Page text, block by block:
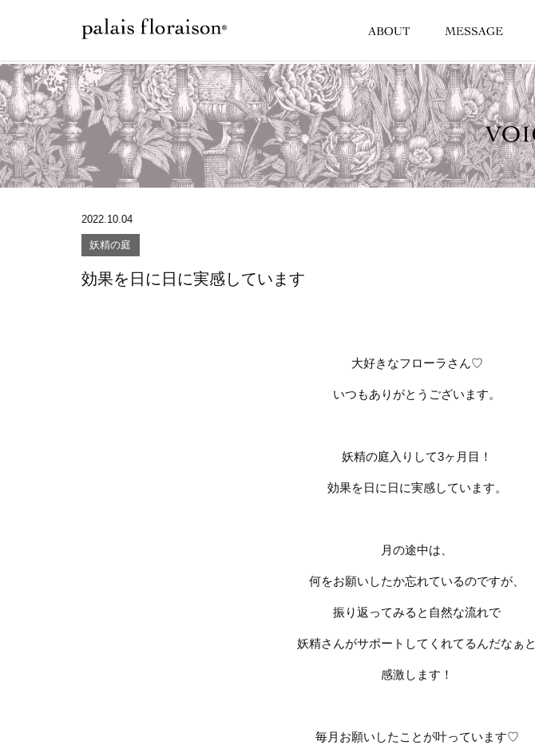
2022.10.04
妖精の庭
効果を日に日に実感しています
大好きなフローラさん♡
いつもありがとうございます。
妖精の庭入りして3ヶ月目！
効果を日に日に実感しています。
月の途中は、
何をお願いしたか忘れているのですが、
振り返ってみると自然な流れで
妖精さんがサポートしてくれてるんだなぁと
感激します！
毎月お願いしたことが叶っています♡